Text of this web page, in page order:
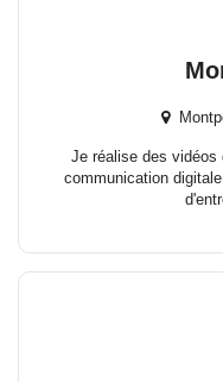
Je réalise des vidéos
communication